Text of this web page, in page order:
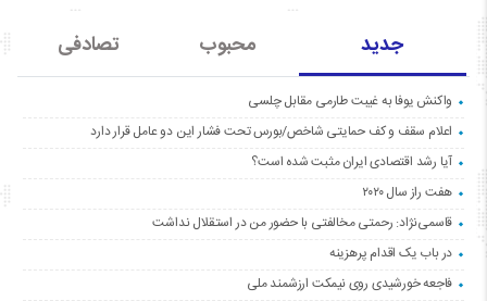
جدید محبوب تصادفی
واکنش یوفا به غیبت طارمی مقابل چلسی
اعلام سقف و کف حمایتی شاخص/بورس تحت فشار این دو عامل قرار دارد
آیا رشد اقتصادی ایران مثبت شده است؟
هفت راز سال ۲۰۲۰
قاسمی‌نژاد: رحمتی مخالفتی با حضور من در استقلال نداشت
در باب یک اقدام پرهزینه
فاجعه خورشیدی روی نیمکت ارزشمند ملی